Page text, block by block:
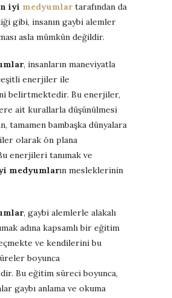
iyi medyumlar tarafından da
gibi, insanın gaybi alemler
asla mümkün değildir.
, insanların maneviyatla
enerjiler ile
belirtmektedir. Bu enerjiler,
ait kurallarla düşünülmesi
tamamen bambaşka dünyalara
olarak ön plana
enerjileri tanımak ve
medyumların mesleklerinin
, gaybi alemlerle alakalı
adına kapsamlı bir eğitim
ve kendilerini bu
boyunca
Bu eğitim süreci boyunca,
gaybı anlama ve okuma